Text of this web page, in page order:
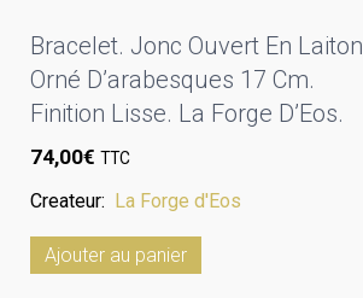
Bracelet. Jonc Ouvert En Laiton
Orné D’arabesques 17 Cm.
Finition Lisse. La Forge D’Eos.
74,00€ TTC
Createur: La Forge d'Eos
Ajouter au panier